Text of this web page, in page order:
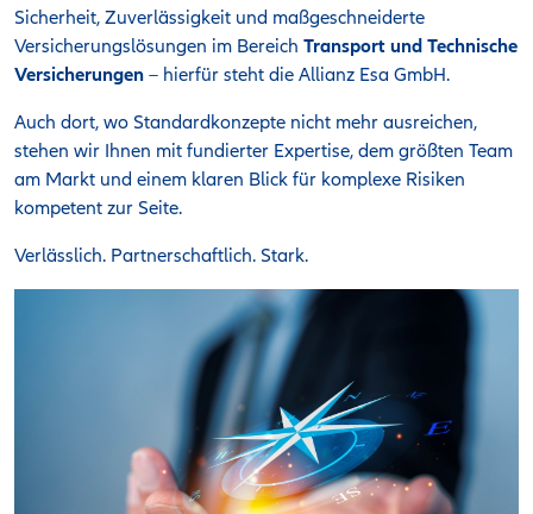
Sicherheit, Zuverlässigkeit und maßgeschneiderte
Versicherungslösungen im Bereich Transport und Technische
Versicherungen – hierfür steht die Allianz Esa GmbH.
Auch dort, wo Standardkonzepte nicht mehr ausreichen,
stehen wir Ihnen mit fundierter Expertise, dem größten Team
am Markt und einem klaren Blick für komplexe Risiken
kompetent zur Seite.
Verlässlich. Partnerschaftlich. Stark.